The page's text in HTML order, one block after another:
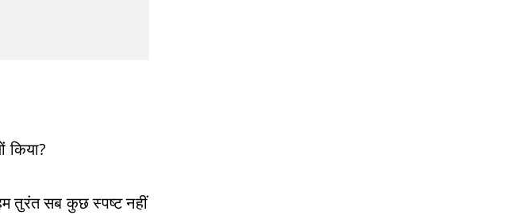
किया?
तुरंत सब कुछ स्पष्ट नहीं